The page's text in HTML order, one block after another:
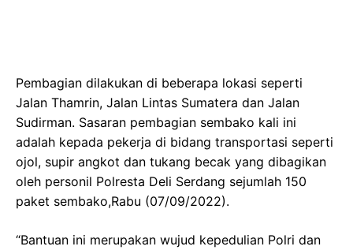
Pembagian dilakukan di beberapa lokasi seperti
Jalan Thamrin, Jalan Lintas Sumatera dan Jalan
Sudirman. Sasaran pembagian sembako kali ini
adalah kepada pekerja di bidang transportasi seperti
ojol, supir angkot dan tukang becak yang dibagikan
oleh personil Polresta Deli Serdang sejumlah 150
paket sembako,Rabu (07/09/2022).
“Bantuan ini merupakan wujud kepedulian Polri dan